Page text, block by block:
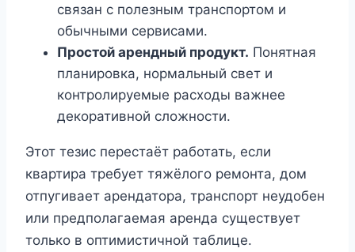
связан с полезным транспортом и
обычными сервисами.
Простой арендный продукт. Понятная
планировка, нормальный свет и
контролируемые расходы важнее
декоративной сложности.
Этот тезис перестаёт работать, если
квартира требует тяжёлого ремонта, дом
отпугивает арендатора, транспорт неудобен
или предполагаемая аренда существует
только в оптимистичной таблице.